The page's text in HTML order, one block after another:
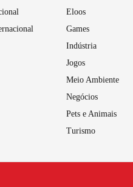
Eloos
Games
Indústria
Jogos
Meio Ambiente
Negócios
Pets e Animais
Turismo